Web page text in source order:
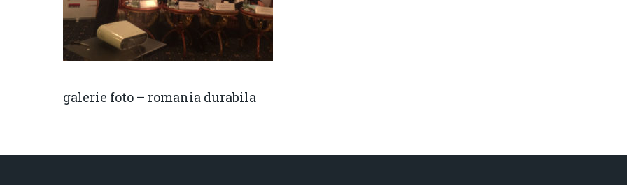
galerie foto – romania durabila